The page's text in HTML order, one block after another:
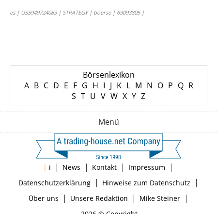
es | US5949724083 | STRATEGY | boerse | 69093805 |
Börsenlexikon
A B C D E F G H I J K L M N O P Q R
S T U V W X Y Z
Menü
| i | News | Kontakt | Impressum |
Datenschutzerklärung| Hinweise zum Datenschutz |
Über uns | Unsere Redaktion | Mike Steiner|